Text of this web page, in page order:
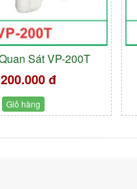
Sát VP-200T
đ
Giỏ hàng